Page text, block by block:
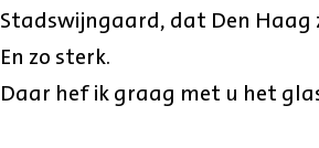
Stadswijngaard, dat Den Haag
En zo sterk.
Daar hef ik graag met u het